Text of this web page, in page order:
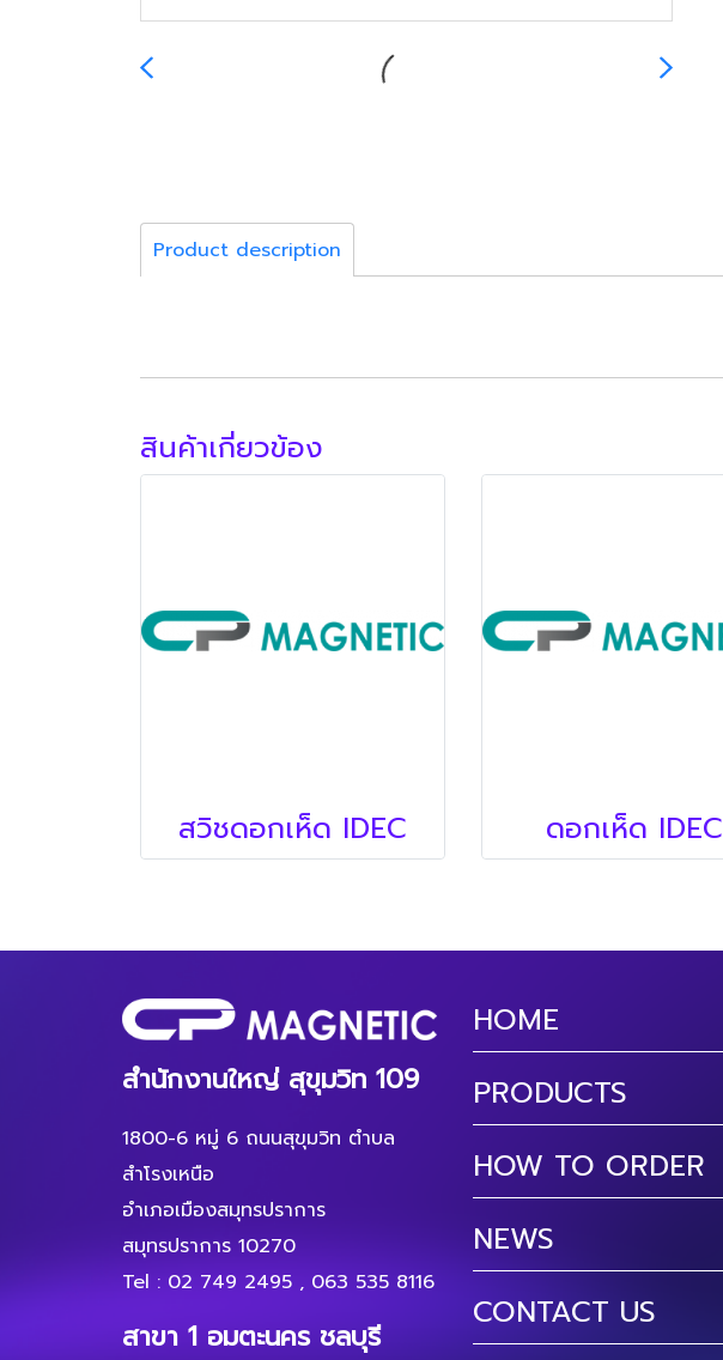
Product description
สินค้าเกี่ยวข้อง
สวิชดอกเห็ด IDEC ดอกเห็ด IDEC
สำนักงานใหญ่ สุขุมวิท 109
1800-6 หมู่ 6 ถนนสุขุมวิท ตำบล
สำโรงเหนือ
อำเภอเมืองสมุทรปราการ
สมุทรปราการ 10270
Tel : 02 749 2495 , 063 535 8116
สาขา 1 อมตะนคร ชลบุรี
HOME
PRODUCTS
HOW TO ORDER
NEWS
CONTACT US